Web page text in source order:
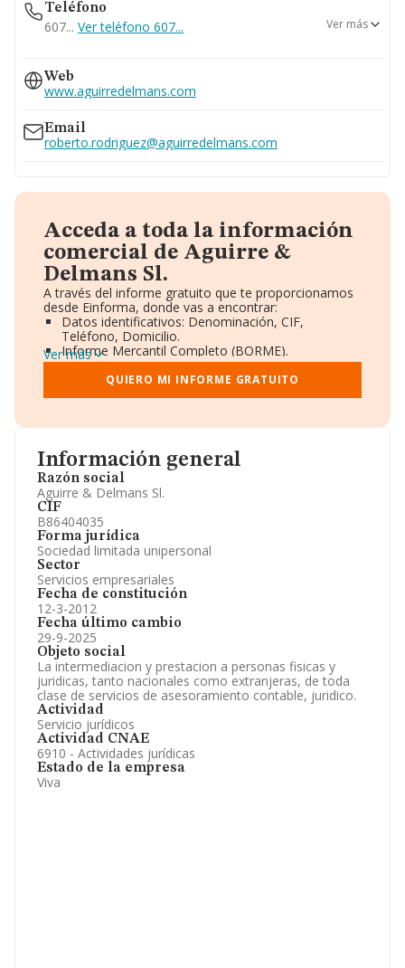
Información general
Razón social
Aguirre & Delmans Sl.
CIF
B86404035
Forma jurídica
Sociedad limitada unipersonal
Sector
Servicios empresariales
Fecha de constitución
12-3-2012
Fecha último cambio
29-9-2025
Objeto social
La intermediacion y prestacion a personas fisicas y
juridicas, tanto nacionales como extranjeras, de toda
clase de servicios de asesoramiento contable, juridico.
Actividad
Servicio jurídicos
Actividad CNAE
6910 - Actividades jurídicas
Estado de la empresa
Viva
Teléfono
607... Ver teléfono 607...
914484898
Ver más
Web
www.aguirredelmans.com
Email
roberto.rodriguez@aguirredelmans.com
Acceda a toda la información
comercial de Aguirre &
Delmans Sl.
A través del informe gratuito que te proporcionamos
desde Einforma, donde vas a encontrar:
Datos identificativos: Denominación, CIF,
Teléfono, Domicilio.
Informe Mercantil Completo (BORME).
Gráficos de Evolución Ventas y Empleados.
Consejo de Administración y Administradores.
Directivos y Ejecutivos.
Información oficial y registral complementaria.
Ver más
QUIERO MI INFORME GRATUITO